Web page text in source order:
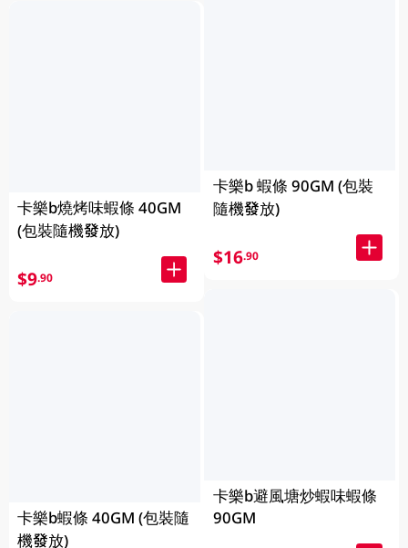
卡樂b燒烤味蝦條 40GM
(包裝隨機發放)
$9.90
卡樂b蝦條 40GM (包裝隨
機發放)
卡樂b 蝦條 90GM (包裝
隨機發放)
$16.90
卡樂b避風塘炒蝦味蝦條
90GM